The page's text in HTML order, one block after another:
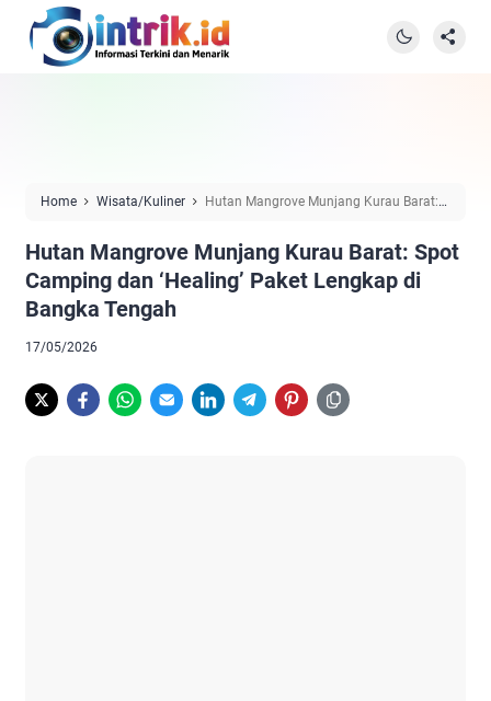
Home Wisata/Kuliner
Hutan Mangrove Munjang Kurau Barat:
Hutan Mangrove Munjang Kurau Barat: Spot
Camping dan ‘Healing’ Paket Lengkap di
Bangka Tengah
17/05/2026